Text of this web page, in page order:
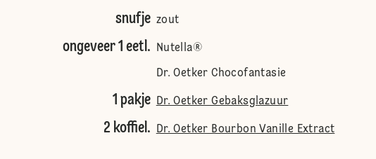
snufje zout
ongeveer 1 eetl. Nutella®
Dr. Oetker Chocofantasie
1 pakje Dr. Oetker Gebaksglazuur
2 koffiel. Dr. Oetker Bourbon Vanille Extract